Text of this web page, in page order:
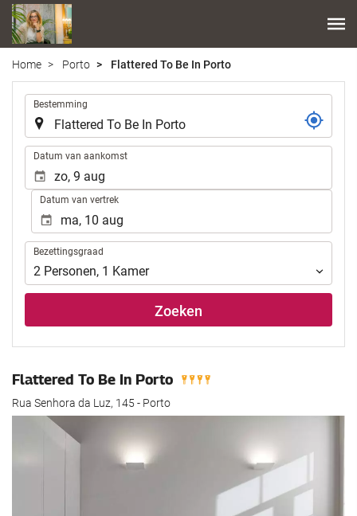
Home Porto Flattered To Be In Porto
Bestemming
Datum van aankomst
Datum van vertrek
Bezettingsgraad
Bezettingsgraad
2 Personen, 1 Kamer
Zoeken
Flattered To Be In Porto
Rua Senhora da Luz, 145 - Porto